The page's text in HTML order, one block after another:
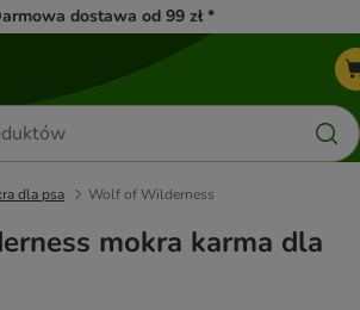
dostawa od 99 zł *
dla psa Wolf of Wilderness
mokra karma dla